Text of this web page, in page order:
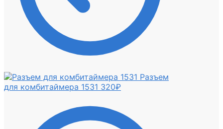
Разъем
для комбитаймера 1531 320₽